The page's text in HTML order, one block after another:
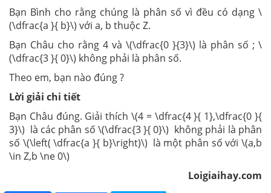
Bạn Bình cho rằng chúng là phân số vì đều có dạng \
(\dfrac{a }{ b}\) với a, b thuộc Z.
Bạn Châu cho rằng 4 và \(\dfrac{0 }{3}\) là phân số ; \
(\dfrac{3 }{ 0}\) không phải là phân số.
Theo em, bạn nào đúng ?
Lời giải chi tiết
Bạn Châu đúng. Giải thích \(4 = \dfrac{4 }{ 1},\dfrac{0 }{
3}\) là các phân số \(\dfrac{3 }{ 0}\) không phải là phân
số \(\left( \dfrac{a }{ b}\right)\) là một phân số với \(a,b
\in Z,b \ne 0\)
Loigiaihay.com